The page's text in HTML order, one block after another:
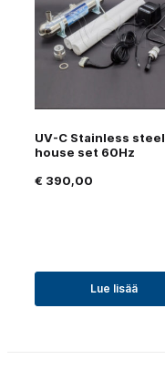
UV-C Stainless steel
house set 60Hz
€ 390,00
Lue lisää